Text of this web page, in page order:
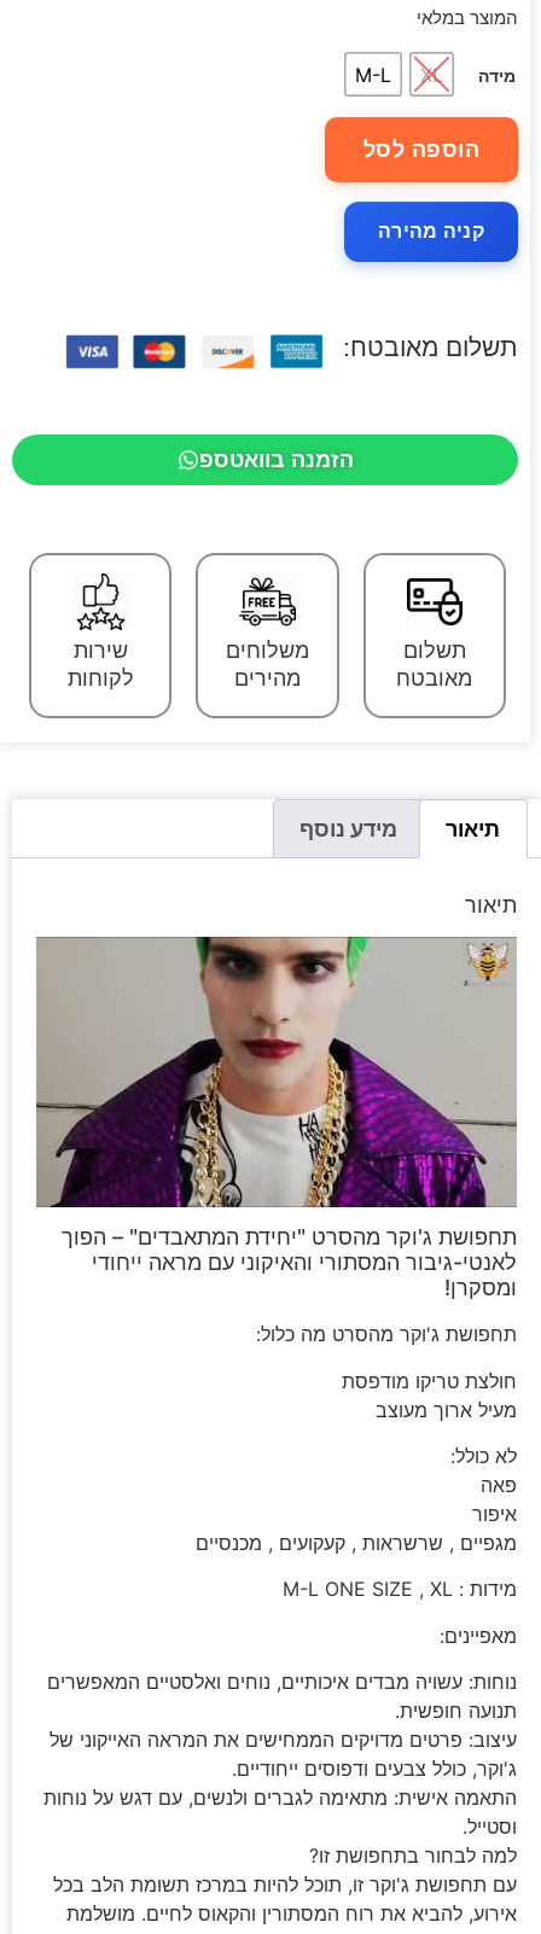
המוצר במלאי
מידה XL
M-L
הוספה לסל
קניה מהירה
תשלום מאובטח:
הזמנה בוואטספ
תשלום
מאובטח
משלוחים
מהירים
שירות
לקוחות
תיאור מידע נוסף
תיאור
תחפושת ג'וקר מהסרט "יחידת המתאבדים" – הפוך
לאנטי-גיבור המסתורי והאיקוני עם מראה ייחודי
ומסקרן!
תחפושת ג'וקר מהסרט מה כלול:
חולצת טריקו מודפסת
מעיל ארוך מעוצב
לא כולל:
פאה
איפור
מגפיים , שרשראות , קעקועים , מכנסיים
מידות : M-L ONE SIZE , XL
מאפיינים:
נוחות: עשויה מבדים איכותיים, נוחים ואלסטיים המאפשרים
תנועה חופשית.
עיצוב: פרטים מדויקים הממחישים את המראה האייקוני של
ג'וקר, כולל צבעים ודפוסים ייחודיים.
התאמה אישית: מתאימה לגברים ולנשים, עם דגש על נוחות
וסטייל.
למה לבחור בתחפושת זו?
עם תחפושת ג'וקר זו, תוכל להיות במרכז תשומת הלב בכל
אירוע, להביא את רוח המסתורין והקאוס לחיים. מושלמת